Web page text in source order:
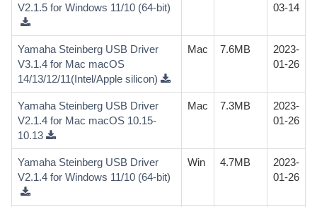
V2.1.5 for Windows 11/10 (64-bit)
03-14
Yamaha Steinberg USB Driver
V3.1.4 for Mac macOS
14/13/12/11(Intel/Apple silicon)
Mac 7.6MB
2023-
01-26
Yamaha Steinberg USB Driver
V2.1.4 for Mac macOS 10.15-
10.13
Mac 7.3MB
2023-
01-26
Yamaha Steinberg USB Driver
V2.1.4 for Windows 11/10 (64-bit)
Win 4.7MB
2023-
01-26